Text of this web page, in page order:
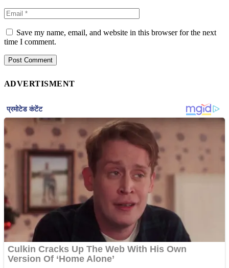
Save my name, email, and website in this browser for the next
time I comment.
ADVERTISMENT